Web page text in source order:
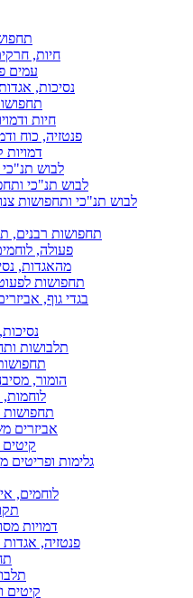
חיות,
עמים
נסיכות,
תחפושות
חיות
פנטזיה, כוח
דמויות
לבוש תנ"כי
לבוש תנ"כי
לבוש תנ"כי ותחפושות
תחפושות רבנים,
פעולה,
מהאגדות,
תחפושות
בגדי גוף,
תלבושות
הומור,
לוחמות,
תחפושות
אביזרים
גלימות ופריטים
לוחמים,
דמויות
פנטזיה, אגדות
קיטים